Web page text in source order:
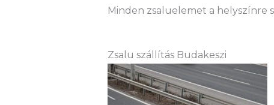
Minden zsaluelemet a helyszínre
Zsalu szállítás Budakeszi